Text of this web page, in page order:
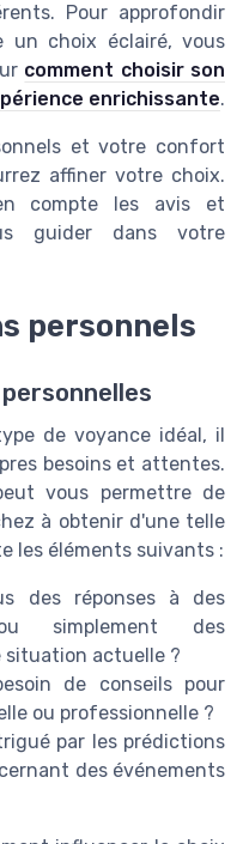
Pour approfondir
un choix éclairé, vous
comment choisir son
enrichissante.
et votre confort
affiner votre choix.
compte les avis et
guider dans votre
personnels
de voyance idéal, il
besoins et attentes.
vous permettre de
à obtenir d'une telle
les éléments suivants :
des réponses à des
simplement des
situation actuelle ?
de conseils pour
ou professionnelle ?
par les prédictions
des événements